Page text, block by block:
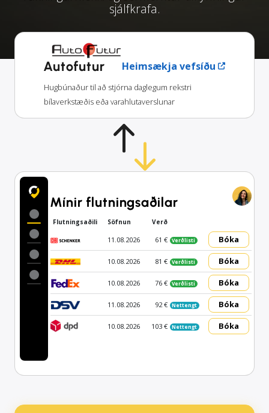
sjálfkrafa.
Autofutur Heimsækja vefsíðu
Hugbúnaður til að stjórna daglegum rekstri
bílaverkstæðis eða varahlutaverslunar
Mínir flutningsaðilar
Flutningsaðili Söfnun Verð
11.08.2026 61 € Verðlisti Bóka
10.08.2026 81 € Verðlisti Bóka
10.08.2026 76 € Verðlisti Bóka
11.08.2026 92 € Nettengt Bóka
10.08.2026 103 € Nettengt Bóka